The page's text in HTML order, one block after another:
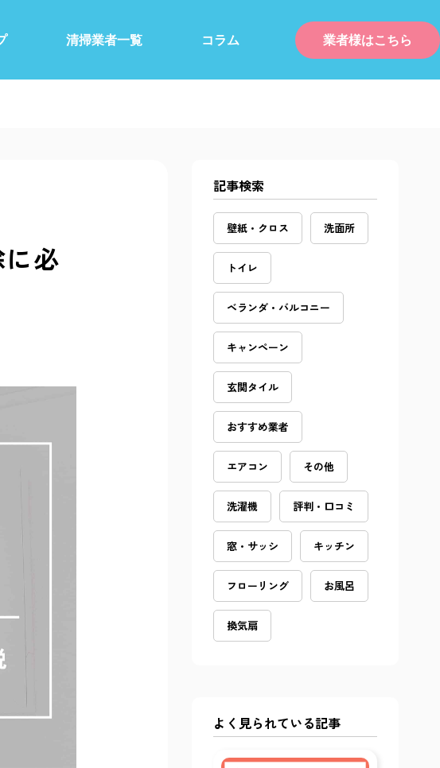
清掃業者一覧 コラム 業者様はこちら
必
記事検索
壁紙・クロス 洗面所
トイレ
ベランダ・バルコニー
キャンペーン
玄関タイル
おすすめ業者
エアコン その他
洗濯機 評判・口コミ
窓・サッシ キッチン
フローリング お風呂
換気扇
よく見られている記事